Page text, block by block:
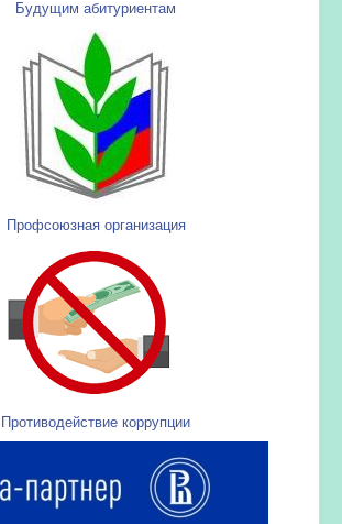
Будущим абитуриентам
Профсоюзная организация
Противодействие коррупции